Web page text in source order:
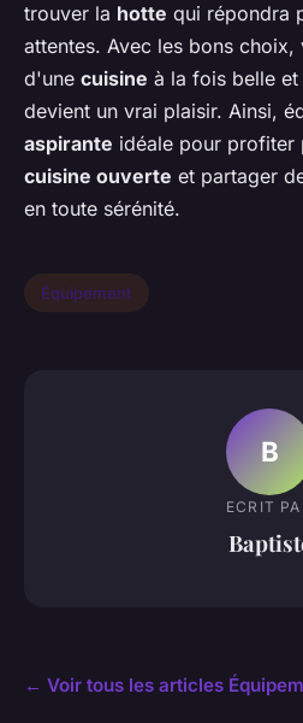
trouver la hotte qui répondra
attentes. Avec les bons
d'une cuisine à la fois belle
devient un vrai plaisir. Ainsi,
aspirante idéale pour profiter
cuisine ouverte et partager
en toute sérénité.
Équipement
B
ECRIT
← Voir tous les articles